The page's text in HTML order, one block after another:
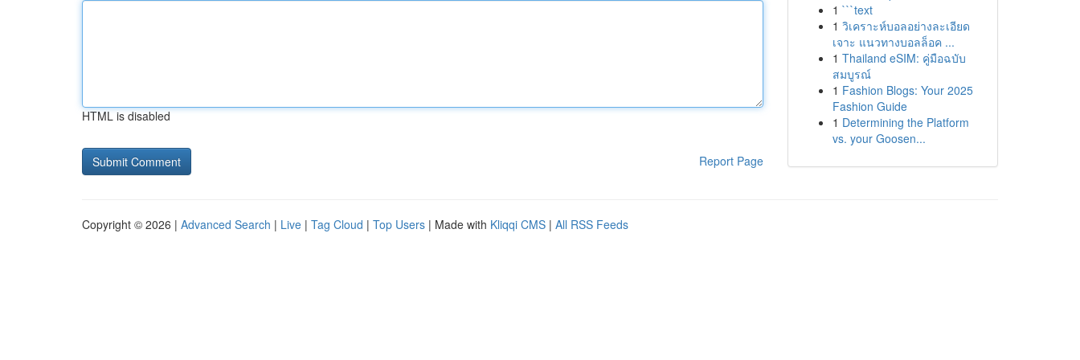
HTML is disabled
Report Page
1 ```text
1 วิเคราะห์บอลอย่างละเอียด
เจาะ แนวทางบอลล็อค ...
1 Thailand eSIM: คู่มือฉบับ
สมบูรณ์
1 Fashion Blogs: Your 2025
Fashion Guide
1 Determining the Platform
vs. your Goosen...
Copyright © 2026 | Advanced Search | Live | Tag Cloud | Top Users | Made with Kliqqi CMS | All RSS Feeds